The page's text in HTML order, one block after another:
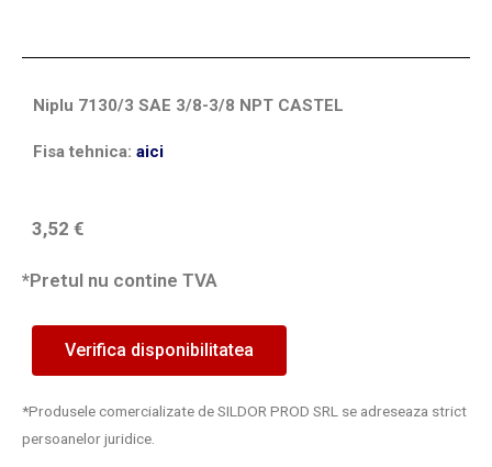
Niplu 7130/3 SAE 3/8-3/8 NPT CASTEL
Fisa tehnica: aici
3,52 €
*Pretul nu contine TVA
Verifica disponibilitatea
*Produsele comercializate de SILDOR PROD SRL se adreseaza strict
persoanelor juridice.